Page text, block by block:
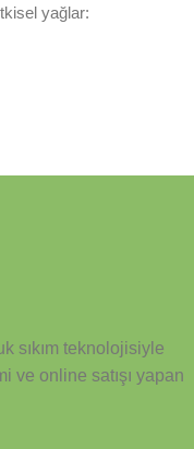
yağlar:
üretilmiştir.
asit değerinin yükselme
katkı maddesi ve
sıkım teknolojisiyle
ve online satışı yapan